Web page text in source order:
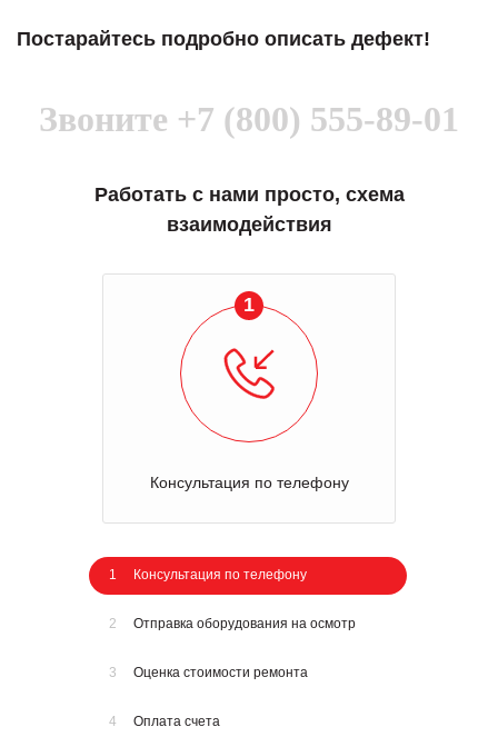
Постарайтесь подробно описать дефект!
Звоните +7 (800) 555-89-01
Работать с нами просто, схема
взаимодействия
1
Консультация по телефону
1 Консультация по телефону
2 Отправка оборудования на осмотр
3 Оценка стоимости ремонта
4 Оплата счета